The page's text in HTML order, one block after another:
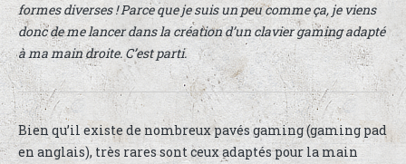
formes diverses ! Parce que je suis un peu comme ça, je viens
donc de me lancer dans la création d’un clavier gaming adapté
à ma main droite. C’est parti.
Bien qu’il existe de nombreux pavés gaming (gaming pad
en anglais), très rares sont ceux adaptés pour la main